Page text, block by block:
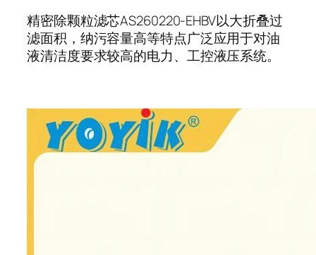
精密除颗粒滤芯AS260220-EHBV以大折叠过
滤面积，纳污容量高等特点广泛应用于对油
液清洁度要求较高的电力、工控液压系统。